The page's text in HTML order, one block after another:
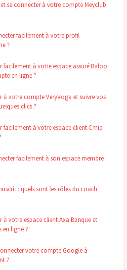
se connecter à votre compte Meyclub
facilement à votre profil
?
facilement à votre espace assuré Baloo
en ligne ?
à votre compte VeryVoga et suivre vos
clics ?
facilement à votre espace client Cmip
facilement à son espace membre
: quels sont les rôles du coach
à votre espace client Axa Banque et
en ligne ?
votre compte Google à
?